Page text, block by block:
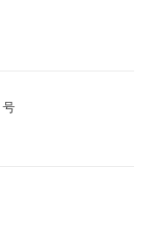
号